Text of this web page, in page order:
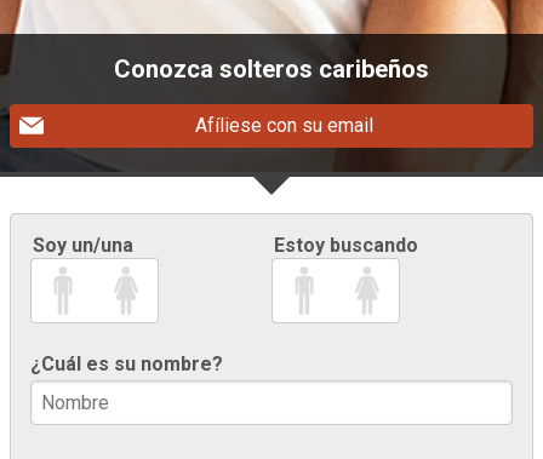
Conozca solteros caribeños
Afíliese con su email
Soy un/una Estoy buscando
¿Cuál es su nombre?